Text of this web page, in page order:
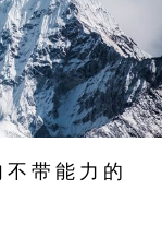
不 带 能 力 的